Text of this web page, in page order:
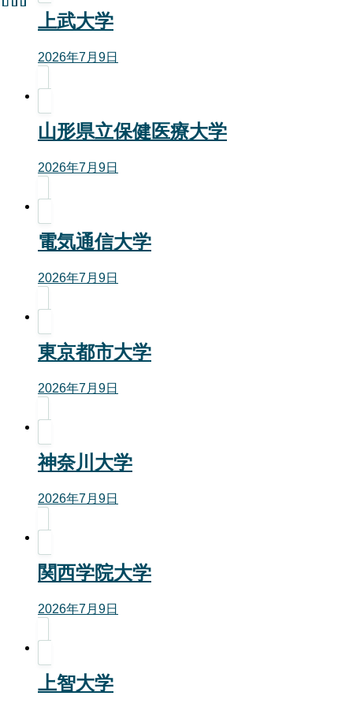
上武大学
2026年7月9日
山形県立保健医療大学
2026年7月9日
電気通信大学
2026年7月9日
東京都市大学
2026年7月9日
神奈川大学
2026年7月9日
関西学院大学
2026年7月9日
上智大学